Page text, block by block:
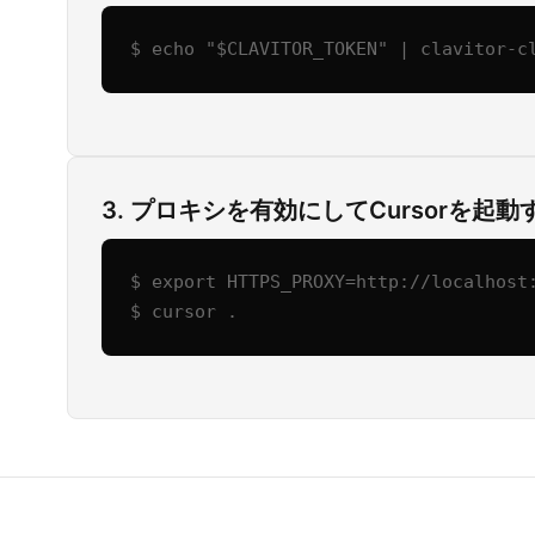
$ echo "$CLAVITOR_TOKEN" |
3. プロキシを有効にしてCursorを起動
$ export HTTPS_PROXY=http://
$ cursor .